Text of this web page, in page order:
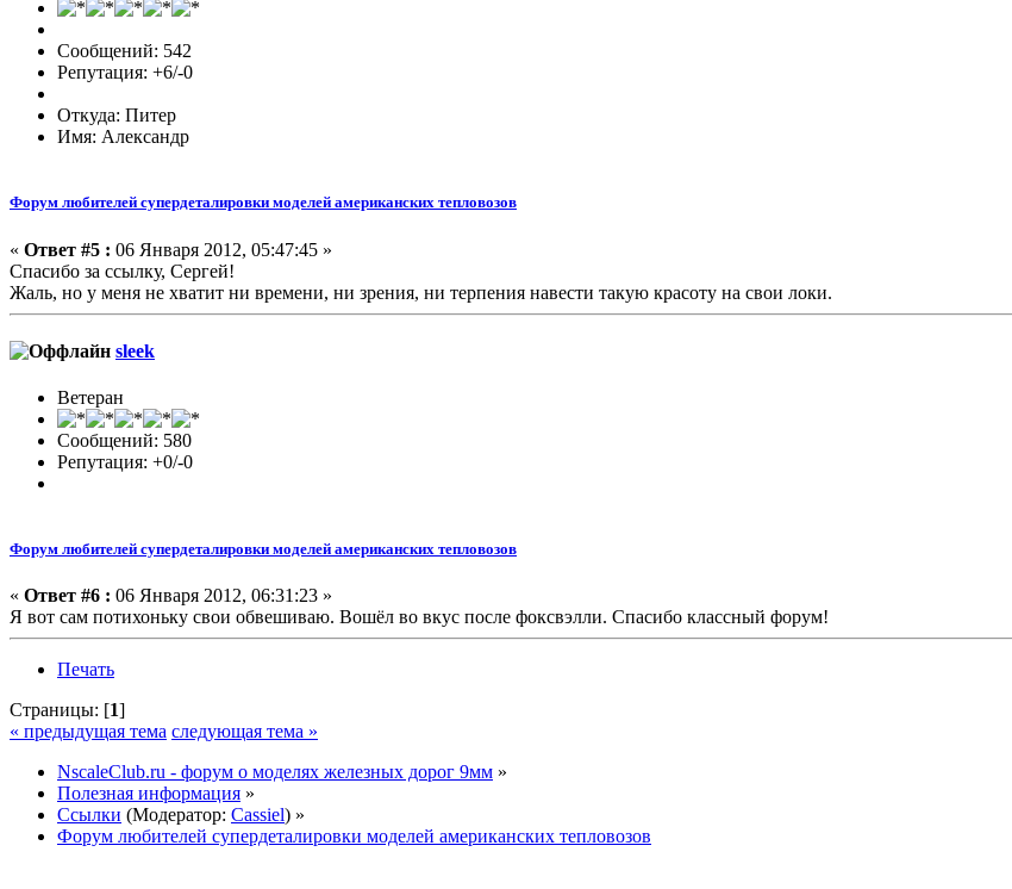
Сообщений: 542
Репутация: +6/-0
Откуда: Питер
Имя: Александр
Форум любителей супердеталировки моделей американских тепловозов
« Ответ #5 : 06 Января 2012, 05:47:45 »
Спасибо за ссылку, Сергей!
Жаль, но у меня не хватит ни времени, ни зрения, ни терпения навести такую красоту на свои локи.
sleek
Ветеран
Сообщений: 580
Репутация: +0/-0
Форум любителей супердеталировки моделей американских тепловозов
« Ответ #6 : 06 Января 2012, 06:31:23 »
Я вот сам потихоньку свои обвешиваю. Вошёл во вкус после фоксвэлли. Спасибо классный форум!
Печать
Страницы: [1]
« предыдущая тема следующая тема »
NscaleClub.ru - форум о моделях железных дорог 9мм »
Полезная информация »
Ссылки (Модератор: Cassiel) »
Форум любителей супердеталировки моделей американских тепловозов